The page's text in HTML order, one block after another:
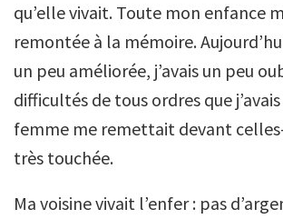
qu’elle vivait. Toute mon enfance
remontée à la mémoire.
un peu améliorée, j’avais un peu
difficultés de tous ordres que
femme me remettait devant
très touchée.
Ma voisine vivait l’enfer : pas